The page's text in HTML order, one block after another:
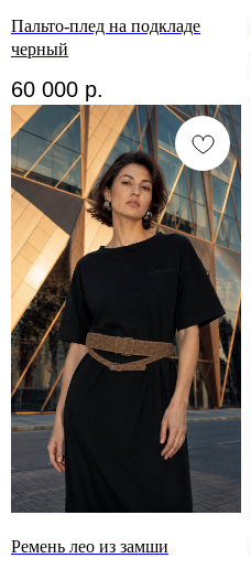
Пальто-плед на подкладе
черный
60 000 р.
Ремень лео из замши